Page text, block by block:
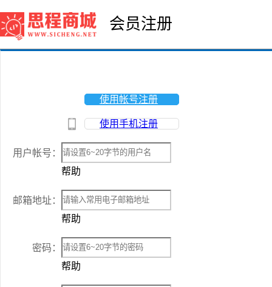
会员注册
使用帐号注册
使用手机注册
用户帐号：
帮助
邮箱地址：
帮助
密码：
帮助